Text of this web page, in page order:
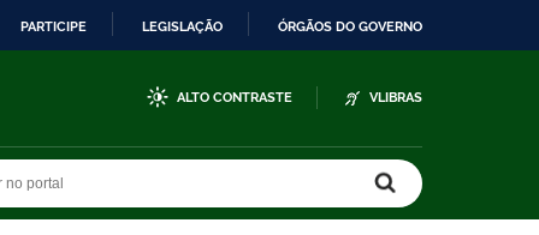
PARTICIPE LEGISLAÇÃO ÓRGÃOS DO GOVERNO
ALTO CONTRASTE VLIBRAS